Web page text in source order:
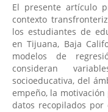
El presente artículo
contexto
los estudiantes de
en Tijuana, Baja
modelos de
consideran
socioeducativa, del
empeño, la
datos recopilados por